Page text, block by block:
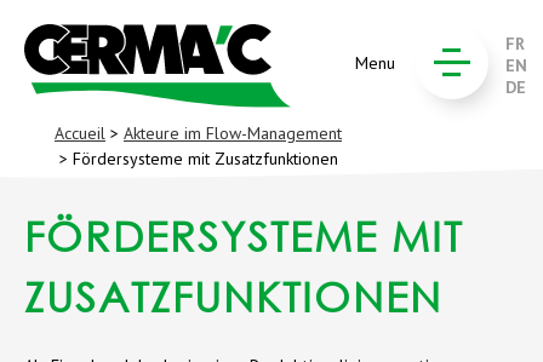
Menu
FR
EN
DE
Accueil > Akteure im Flow-Management
> Fördersysteme mit Zusatzfunktionen
FÖRDERSYSTEME MIT
ZUSATZFUNKTIONEN